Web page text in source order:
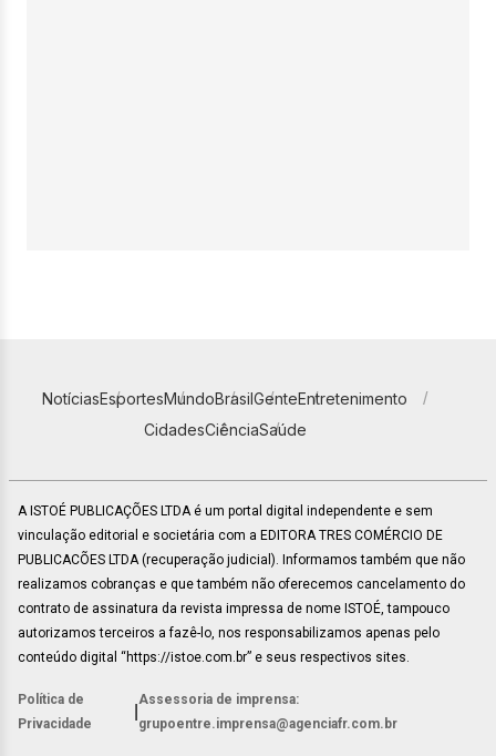
NotíciasEsportesMundoBrasilGenteEntretenimento
CidadesCiênciaSaúde
A ISTOÉ PUBLICAÇÕES LTDA é um portal digital independente e sem
vinculação editorial e societária com a EDITORA TRES COMÉRCIO DE
PUBLICACÕES LTDA (recuperação judicial). Informamos também que não
realizamos cobranças e que também não oferecemos cancelamento do
contrato de assinatura da revista impressa de nome ISTOÉ, tampouco
autorizamos terceiros a fazê-lo, nos responsabilizamos apenas pelo
conteúdo digital “https://istoe.com.br” e seus respectivos sites.
Política de
Privacidade
Assessoria de imprensa:
grupoentre.imprensa@agenciafr.com.br